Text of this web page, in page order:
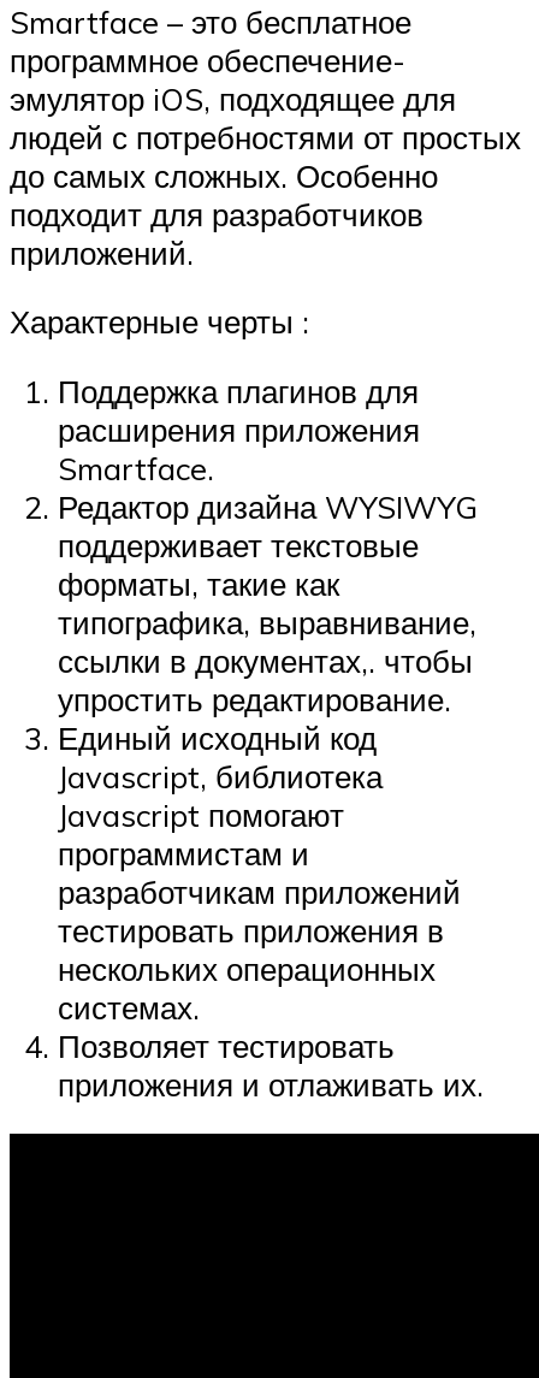
Smartface – это бесплатное
программное обеспечение-
эмулятор iOS, подходящее для
людей с потребностями от простых
до самых сложных. Особенно
подходит для разработчиков
приложений.
Характерные черты :
Поддержка плагинов для
расширения приложения
Smartface.
Редактор дизайна WYSIWYG
поддерживает текстовые
форматы, такие как
типографика, выравнивание,
ссылки в документах,. чтобы
упростить редактирование.
Единый исходный код
Javascript, библиотека
Javascript помогают
программистам и
разработчикам приложений
тестировать приложения в
нескольких операционных
системах.
Позволяет тестировать
приложения и отлаживать их.